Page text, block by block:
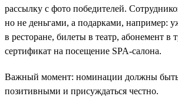
рассылку с фото победителей.
но не деньгами, а подарками, например:
в ресторане, билеты в театр, абонемент в
сертификат на посещение SPA-салона.
Важный момент: номинации должны быть
позитивными и присуждаться честно.